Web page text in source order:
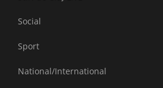
Social
Sport
National/International